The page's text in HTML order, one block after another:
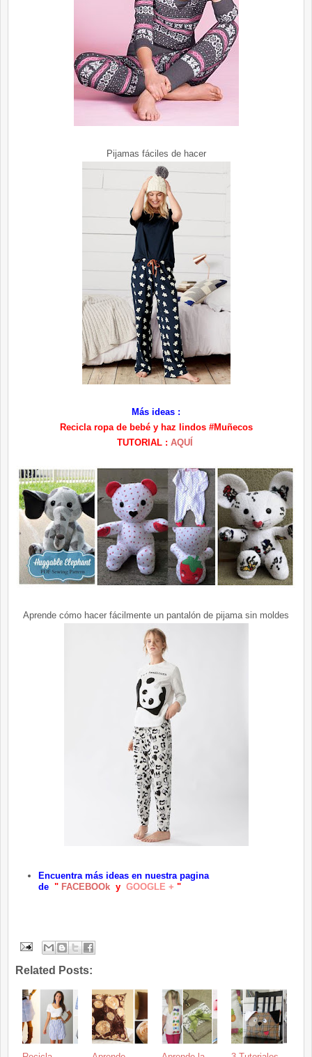
Pijamas fáciles de hacer
Más ideas :
Recicla ropa de bebé y haz lindos #Muñecos
TUTORIAL : AQUÍ
Aprende cómo hacer fácilmente un pantalón de pijama sin moldes
Encuentra más ideas en nuestra pagina
de " FACEBOOk y GOOGLE + "
Related Posts: